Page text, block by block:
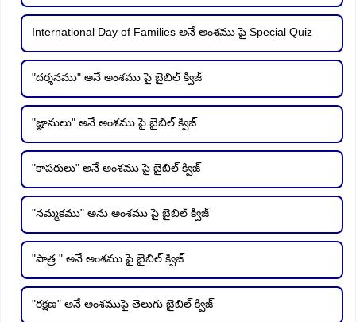
International Day of Families అనే అంశము పై Special Quiz
"దర్శనము" అనే అంశము పై బైబిల్ క్విజ్
"జ్ఞానులు" అనే అంశము పై బైబిల్ క్విజ్
"కాపరులు" అనే అంశము పై బైబిల్ క్విజ్
"నమ్మకము" అను అంశము పై బైబిల్ క్విజ్
"పాత్ర " అనే అంశము పై బైబిల్ క్విజ్
"రక్షణ" అనే అంశముపై తెలుగు బైబిల్ క్విజ్